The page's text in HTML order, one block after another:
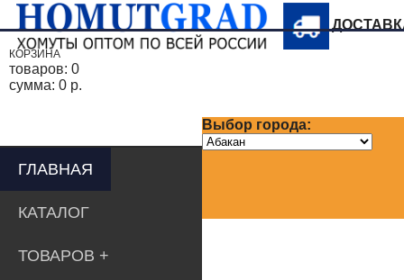
Выбор города:
КОРЗИНА
товаров: 0
сумма: 0 р.
ГЛАВНАЯ
КАТАЛОГ
ТОВАРОВ